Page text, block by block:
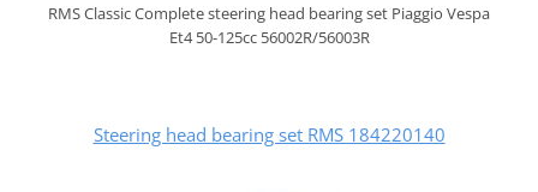
RMS Classic Complete steering head bearing set Piaggio Vespa
Et4 50-125cc 56002R/56003R
Steering head bearing set RMS 184220140